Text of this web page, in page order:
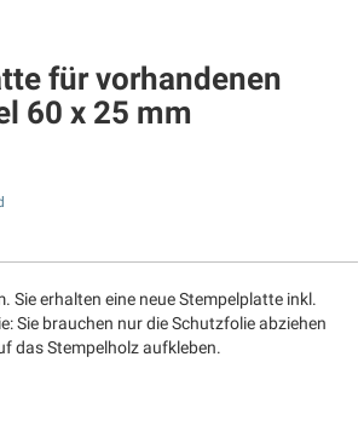
für vorhandenen
60 x 25 mm
Sie erhalten eine neue Stempelplatte inkl.
Sie brauchen nur die Schutzfolie abziehen
das Stempelholz aufkleben.